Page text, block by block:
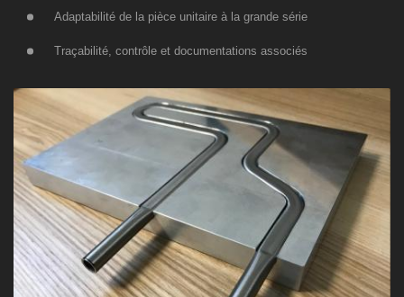
Adaptabilité de la pièce unitaire à la grande série
Traçabilité, contrôle et documentations associés